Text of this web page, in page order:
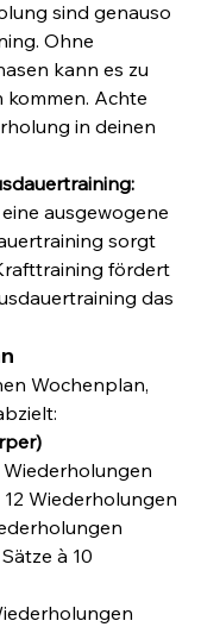
sind genauso
Ohne
kann es zu
Achte
in deinen
ausgewogene
sorgt
fördert
das
Wochenplan,
Wiederholungen
Wiederholungen
à 10